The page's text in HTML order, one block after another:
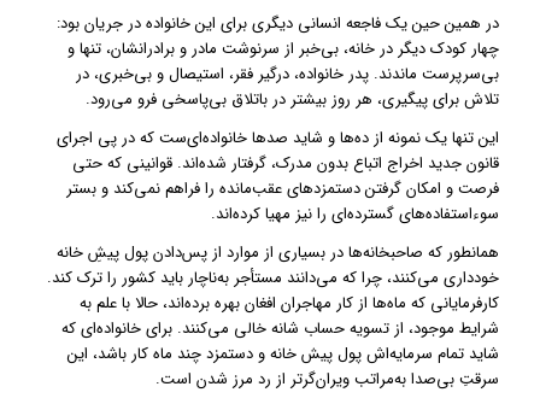
در همین حین یک فاجعه‌ انسانی دیگری برای این خانواده در جریان بود:
چهار کودک دیگر در خانه، بی‌خبر از سرنوشت مادر و برادرانشان، تنها و
بی‌سرپرست ماندند. پدر خانواده، درگیر فقر، استیصال و بی‌خبری، در
تلاش برای پیگیری، هر روز بیشتر در باتلاق بی‌پاسخی فرو می‌رود.
این تنها یک نمونه از ده‌ها و شاید صدها خانواده‌ای‌ست که در پی اجرای
قانون جدید اخراج اتباع بدون مدرک، گرفتار شده‌اند. قوانینی که حتی
فرصت و امکان گرفتن دستمزدهای عقب‌مانده را فراهم نمی‌کند و بستر
سوءاستفاده‌های گسترده‌ای را نیز مهیا کرده‌اند.
همانطور که صاحبخانه‌ها در بسیاری از موارد از پس‌دادن پول پیشِ خانه
خودداری می‌کنند، چرا که می‌دانند مستأجر به‌ناچار باید کشور را ترک کند.
کارفرمایانی که ماه‌ها از کار مهاجران افغان بهره برده‌اند، حالا با علم به
شرایط موجود، از تسویه حساب شانه خالی می‌کنند. برای خانواده‌ای که
شاید تمام سرمایه‌اش پول پیش خانه و دستمزد چند ماه کار باشد، این
سرقتِ بی‌صدا به‌مراتب ویران‌گرتر از رد مرز شدن است.